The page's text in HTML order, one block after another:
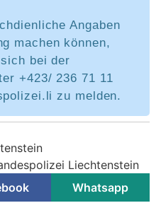
Angaben
machen können,
bei der
+423/ 236 71 11
zu melden.
Liechtenstein
Whatsapp